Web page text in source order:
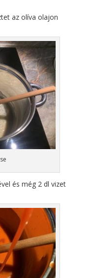
az olíva olajon
és még 2 dl vizet